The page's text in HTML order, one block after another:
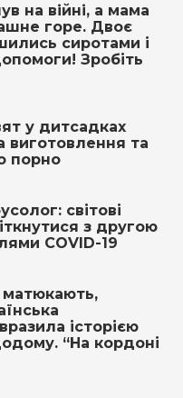
на вiйнi, а мама
горе. Двоє
сиротами і
Зробіть
у дитсадках
виготовлення та
порно
світові
з другою
COVID-19
матюкають,
історією
“На кордоні